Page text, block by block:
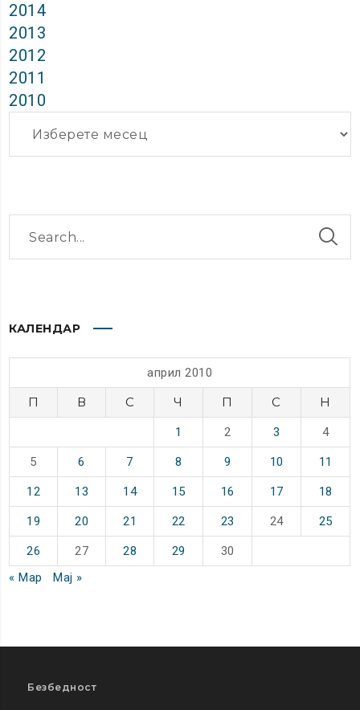
2014
2013
2012
2011
2010
КАЛЕНДАР
април 2010
П В С Ч П С Н
1 2 3 4
5 6 7 8 9 10 11
12 13 14 15 16 17 18
19 20 21 22 23 24 25
26 27 28 29
30
« Мар
Мај »
Безбедност